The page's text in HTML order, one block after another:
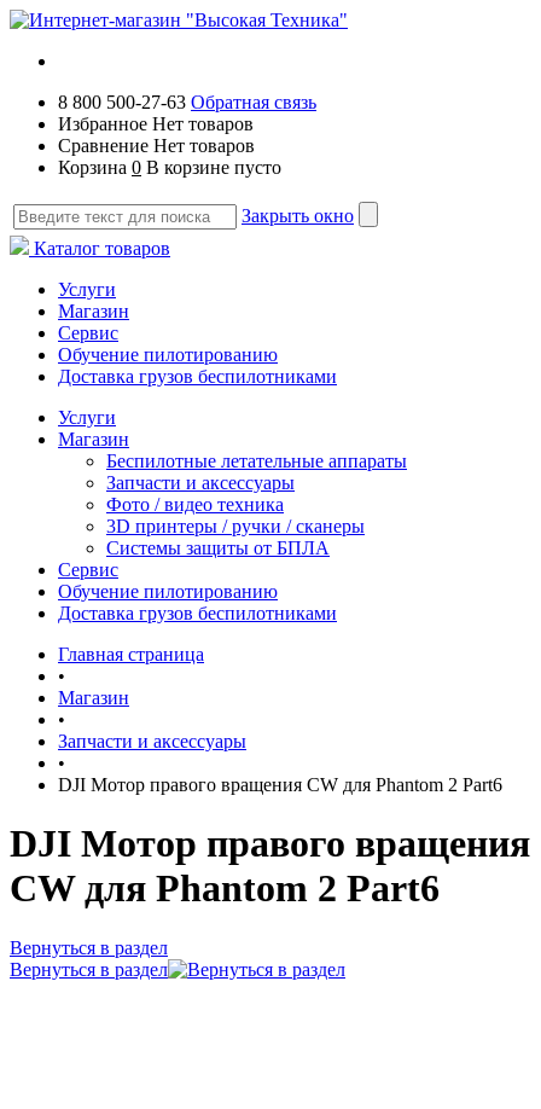
8 800 500-27-63 Обратная связь
Избранное Нет товаров
Сравнение Нет товаров
Корзина 0 В корзине пусто
Закрыть окно
Каталог товаров
Услуги
Магазин
Сервис
Обучение пилотированию
Доставка грузов беспилотниками
Услуги
Магазин
Беспилотные летательные аппараты
Запчасти и аксессуары
Фото / видео техника
3D принтеры / ручки / сканеры
Системы защиты от БПЛА
Сервис
Обучение пилотированию
Доставка грузов беспилотниками
Главная страница
•
Магазин
•
Запчасти и аксессуары
•
DJI Мотор правого вращения CW для Phantom 2 Part6
DJI Мотор правого вращения
CW для Phantom 2 Part6
Вернуться в раздел
Вернуться в раздел